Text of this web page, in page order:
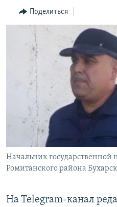
поискуЎЗБЕКЧА
TÜRKMENÇE
Все сайты РСЕ/РС
Поделиться
Начальник государственной
Ромитанского района
На Telegram-канал